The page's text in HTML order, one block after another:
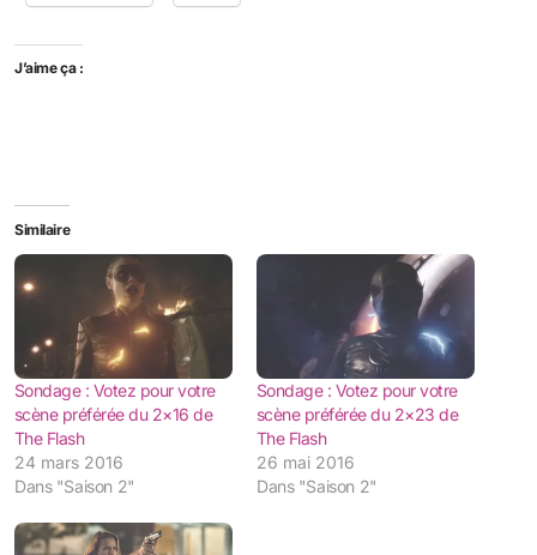
J’aime ça :
Similaire
Sondage : Votez pour votre
scène préférée du 2×16 de
The Flash
24 mars 2016
Dans "Saison 2"
Sondage : Votez pour votre
scène préférée du 2×23 de
The Flash
26 mai 2016
Dans "Saison 2"